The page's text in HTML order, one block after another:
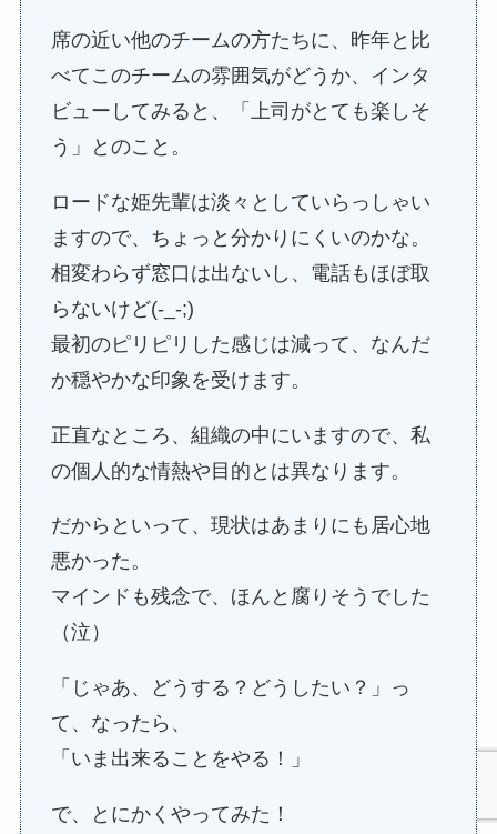
席の近い他のチームの方たちに、昨年と比
べてこのチームの雰囲気がどうか、インタ
ビューしてみると、「上司がとても楽しそ
う」とのこと。
ロードな姫先輩は淡々としていらっしゃい
ますので、ちょっと分かりにくいのかな。
相変わらず窓口は出ないし、電話もほぼ取
らないけど(-_-;)
最初のピリピリした感じは減って、なんだ
か穏やかな印象を受けます。
正直なところ、組織の中にいますので、私
の個人的な情熱や目的とは異なります。
だからといって、現状はあまりにも居心地
悪かった。
マインドも残念で、ほんと腐りそうでした
（泣）
「じゃあ、どうする？どうしたい？」っ
て、なったら、
「いま出来ることをやる！」
で、とにかくやってみた！